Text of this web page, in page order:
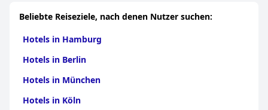
Beliebte Reiseziele, nach denen Nutzer suchen:
Hotels in Hamburg
Hotels in Berlin
Hotels in München
Hotels in Köln